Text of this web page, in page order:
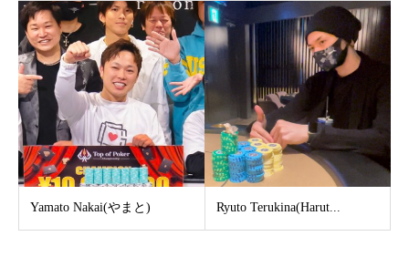
Yamato Nakai(やまと) Ryuto Terukina(Harut...